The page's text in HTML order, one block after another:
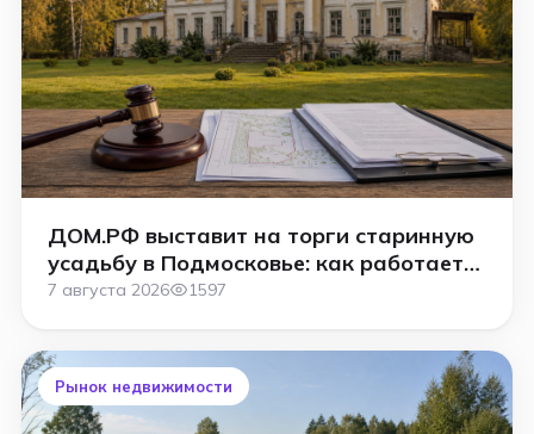
ДОМ.РФ выставит на торги старинную
усадьбу в Подмосковье: как работает
аукцион
7 августа 2026 1597
Рынок недвижимости